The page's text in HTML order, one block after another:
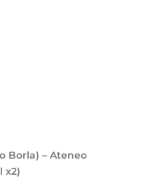
Borla) – Ateneo
x2)